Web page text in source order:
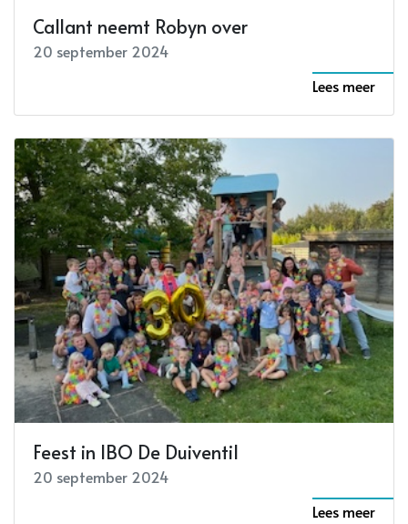
Callant neemt Robyn over
20 september 2024
Lees meer
Feest in IBO De Duiventil
20 september 2024
Lees meer